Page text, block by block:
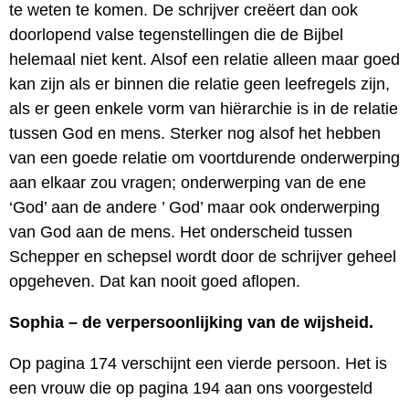
te weten te komen. De schrijver creëert dan ook
doorlopend valse tegenstellingen die de Bijbel
helemaal niet kent. Alsof een relatie alleen maar goed
kan zijn als er binnen die relatie geen leefregels zijn,
als er geen enkele vorm van hiërarchie is in de relatie
tussen God en mens. Sterker nog alsof het hebben
van een goede relatie om voortdurende onderwerping
aan elkaar zou vragen; onderwerping van de ene
‘God’ aan de andere ’ God’ maar ook onderwerping
van God aan de mens. Het onderscheid tussen
Schepper en schepsel wordt door de schrijver geheel
opgeheven. Dat kan nooit goed aflopen.
Sophia – de verpersoonlijking van de wijsheid.
Op pagina 174 verschijnt een vierde persoon. Het is
een vrouw die op pagina 194 aan ons voorgesteld